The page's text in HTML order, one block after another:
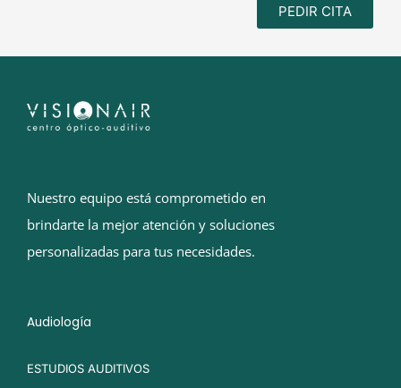
PEDIR CITA
Nuestro equipo está comprometido en
brindarte la mejor atención y soluciones
personalizadas para tus necesidades.
Audiología
ESTUDIOS AUDITIVOS